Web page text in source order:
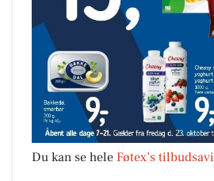
Du kan se hele Føtex’s